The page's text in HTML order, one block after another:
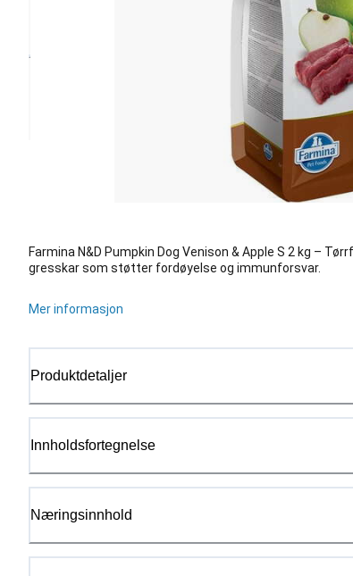
Farmina N&D Pumpkin Dog Venison & Apple S 2 kg –
gresskar som støtter fordøyelse og immunforsvar.
Mer informasjon
Produktdetaljer
Innholdsfortegnelse
Næringsinnhold